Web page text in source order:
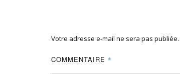
Votre adresse e-mail ne sera pas publiée.
COMMENTAIRE *